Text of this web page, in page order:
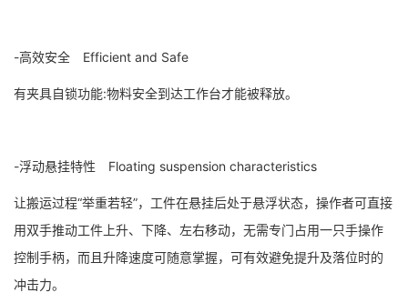
-高效安全 Efficient and Safe
有夹具自锁功能:物料安全到达工作台才能被释放。
-浮动悬挂特性 Floating suspension characteristics
让搬运过程“举重若轻”，工件在悬挂后处于悬浮状态，操作者可直接
用双手推动工件上升、下降、左右移动，无需专门占用一只手操作
控制手柄，而且升降速度可随意掌握，可有效避免提升及落位时的
冲击力。